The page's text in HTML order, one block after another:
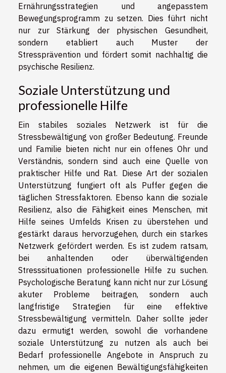
Ernährungsstrategien und angepasstem
Bewegungsprogramm zu setzen. Dies führt nicht
nur zur Stärkung der physischen Gesundheit,
sondern etabliert auch Muster der
Stressprävention und fördert somit nachhaltig die
psychische Resilienz.
Soziale Unterstützung und
professionelle Hilfe
Ein stabiles soziales Netzwerk ist für die
Stressbewältigung von großer Bedeutung. Freunde
und Familie bieten nicht nur ein offenes Ohr und
Verständnis, sondern sind auch eine Quelle von
praktischer Hilfe und Rat. Diese Art der sozialen
Unterstützung fungiert oft als Puffer gegen die
täglichen Stressfaktoren. Ebenso kann die soziale
Resilienz, also die Fähigkeit eines Menschen, mit
Hilfe seines Umfelds Krisen zu überstehen und
gestärkt daraus hervorzugehen, durch ein starkes
Netzwerk gefördert werden. Es ist zudem ratsam,
bei anhaltenden oder überwältigenden
Stresssituationen professionelle Hilfe zu suchen.
Psychologische Beratung kann nicht nur zur Lösung
akuter Probleme beitragen, sondern auch
langfristige Strategien für eine effektive
Stressbewältigung vermitteln. Daher sollte jeder
dazu ermutigt werden, sowohl die vorhandene
soziale Unterstützung zu nutzen als auch bei
Bedarf professionelle Angebote in Anspruch zu
nehmen, um die eigenen Bewältigungsfähigkeiten